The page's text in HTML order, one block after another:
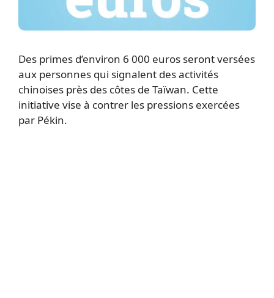
Des primes d’environ 6 000 euros seront versées
aux personnes qui signalent des activités
chinoises près des côtes de Taïwan. Cette
initiative vise à contrer les pressions exercées
par Pékin.